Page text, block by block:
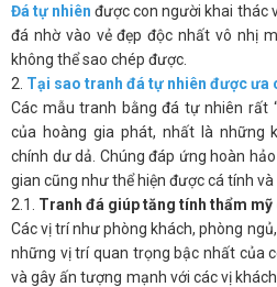
Đá tự nhiên được con người khai thác
đá nhờ vào vẻ đẹp độc nhất vô nhị
không thể sao chép được.
2. Tại sao tranh đá tự nhiên được ưa
Các mẫu tranh bằng đá tự nhiên rất
của hoàng gia phát, nhất là những
chính dư dả. Chúng đáp ứng hoàn
gian cũng như thể hiện được cá tính và
2.1. Tranh đá giúp tăng tính thẩm
Các vị trí như phòng khách, phòng
những vị trí quan trọng bậc nhất của
và gây ấn tượng mạnh với các vị